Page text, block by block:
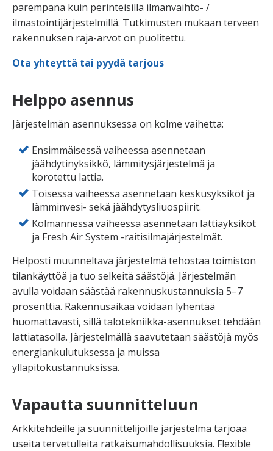
parempana kuin perinteisillä ilmanvaihto- /
ilmastointijärjestelmillä. Tutkimusten mukaan terveen
rakennuksen raja-arvot on puolitettu.
Ota yhteyttä tai pyydä tarjous
Helppo asennus
Järjestelmän asennuksessa on kolme vaihetta:
Ensimmäisessä vaiheessa asennetaan
jäähdytinyksikkö, lämmitysjärjestelmä ja
korotettu lattia.
Toisessa vaiheessa asennetaan keskusyksiköt ja
lämminvesi- sekä jäähdytysliuospiirit.
Kolmannessa vaiheessa asennetaan lattiayksiköt
ja Fresh Air System -raitisilmajärjestelmät.
Helposti muunneltava järjestelmä tehostaa toimiston
tilankäyttöä ja tuo selkeitä säästöjä. Järjestelmän
avulla voidaan säästää rakennuskustannuksia 5–7
prosenttia. Rakennusaikaa voidaan lyhentää
huomattavasti, sillä talotekniikka-asennukset tehdään
lattiatasolla. Järjestelmällä saavutetaan säästöjä myös
energiankulutuksessa ja muissa
ylläpitokustannuksissa.
Vapautta suunnitteluun
Arkkitehdeille ja suunnittelijoille järjestelmä tarjoaa
useita tervetulleita ratkaisumahdollisuuksia. Flexible